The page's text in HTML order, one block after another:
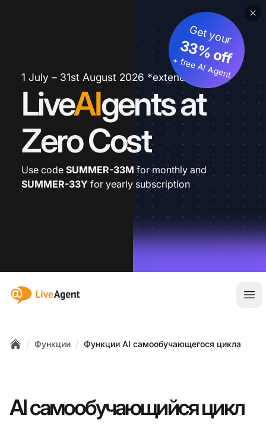
1 July – 31st August 2026 *extended
LiveAIgents at
Zero Cost
Get your
33% off
+ free AI Agent
Use code SUMMER-33M for monthly and
SUMMER-33Y for yearly subscription
:site.title
/ Функции / Функции AI самообучающегося цикла
AI самообучающийся цикл